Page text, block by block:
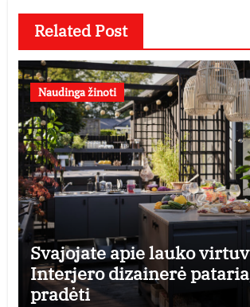
Related Post
Naudinga žinoti
Svajojate apie lauko
Interjero dizainerė
pradėti